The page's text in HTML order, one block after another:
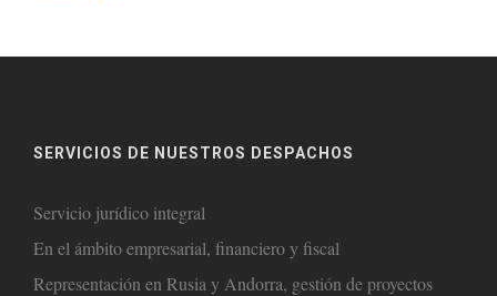
SERVICIOS DE NUESTROS DESPACHOS
Servicio jurídico integral
En el ámbito empresarial, financiero y fiscal
Representación en Rusia y Andorra, gestión de proyectos